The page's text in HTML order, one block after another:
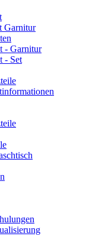
Garnitur
- Garnitur
- Set